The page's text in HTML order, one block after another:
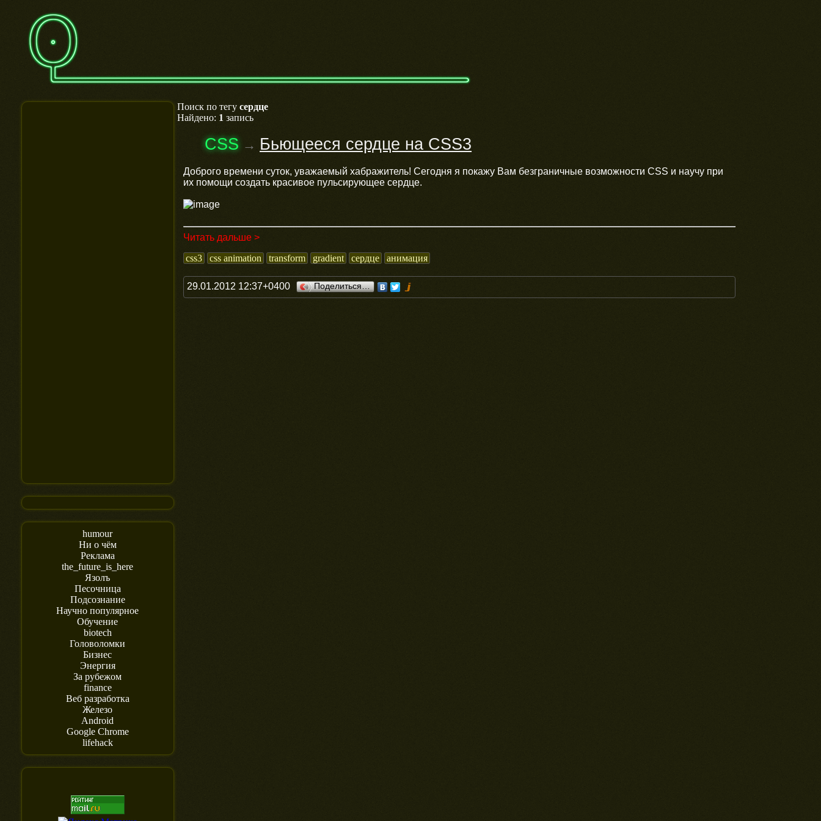
humour
Ни о чём
Реклама
the_future_is_here
Язолъ
Песочница
Подсознание
Научно популярное
Обучение
biotech
Головоломки
Бизнес
Энергия
За рубежом
finance
Веб разработка
Железо
Android
Google Chrome
lifehack
Поиск по тегу сердце
Найдено: 1 запись
CSS → Бьющееся сердце на CSS3
Доброго времени суток, уважаемый хабражитель! Сегодня я покажу Вам безграничные возможности CSS и научу при
их помощи создать красивое пульсирующее сердце.
Читать дальше >
css3
css animation transform gradient сердце анимация
29.01.2012 12:37+0400 Поделиться…